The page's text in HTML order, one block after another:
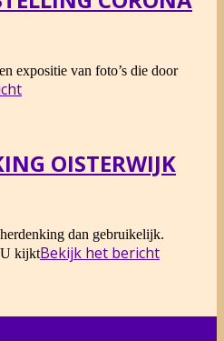
expositie van foto’s die door
OISTERWIJK
dan gebruikelijk.
U kijktBekijk het bericht